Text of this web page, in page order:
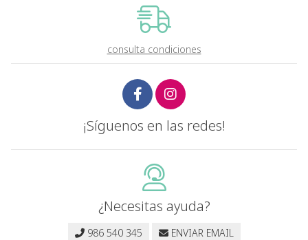
consulta condiciones
¡Síguenos en las redes!
¿Necesitas ayuda?
986 540 345 ENVIAR EMAIL